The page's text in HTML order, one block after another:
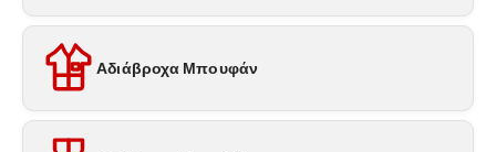
Αδιάβροχα Μπουφάν